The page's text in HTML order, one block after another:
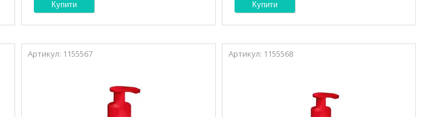
Купити Купити
1155567 1155568